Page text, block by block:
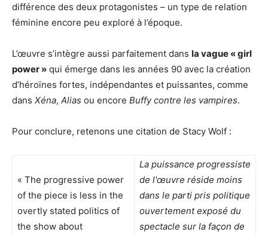
différence des deux protagonistes – un type de relation
féminine encore peu exploré à l’époque.
L’œuvre s’intègre aussi parfaitement dans la vague « girl
power » qui émerge dans les années 90 avec la création
d’héroïnes fortes, indépendantes et puissantes, comme
dans Xéna, Alias ou encore Buffy contre les vampires.
Pour conclure, retenons une citation de Stacy Wolf :
« The progressive power
of the piece is less in the
overtly stated politics of
the show about
La puissance progressiste
de l'œuvre réside moins
dans le parti pris politique
ouvertement exposé du
spectacle sur la façon de